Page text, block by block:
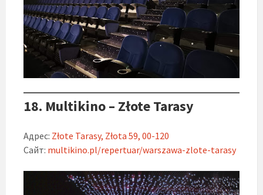
18. Multikino – Złote Tarasy
Адрес: Złote Tarasy, Złota 59, 00-120
Сайт: multikino.pl/repertuar/warszawa-zlote-tarasy